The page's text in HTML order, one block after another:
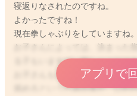
寝返りなされたのですね。
よかったですね！
現在拳しゃぶりをしていますね。
お子さんによっては、決まった
る子もいますが、指しゃぶりは
お子さんもたくさんいますよ。
舐めるという行為自体が、口腔
アプリで